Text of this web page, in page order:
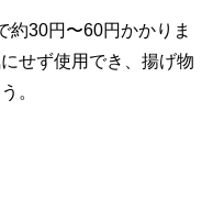
約30円〜60円かかりま
せず使用でき、揚げ物
。